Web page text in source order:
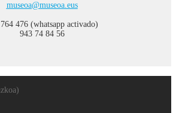
museoa@museoa.eus
476 (whatsapp activado)
943 74 84 56